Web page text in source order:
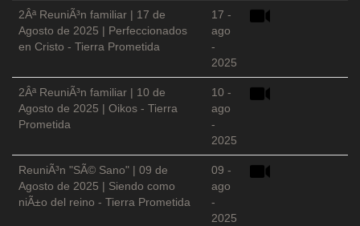
2Âª ReuniÃ³n familiar | 17 de
Agosto de 2025 | Perfeccionados
en Cristo - Tierra Prometida
17 -
ago
-
2025
2Âª ReuniÃ³n familiar | 10 de
Agosto de 2025 | Oikos - Tierra
Prometida
10 -
ago
-
2025
ReuniÃ³n "SÃ© Sano" | 09 de
Agosto de 2025 | Siendo como
niÃ±o del reino - Tierra Prometida
09 -
ago
-
2025